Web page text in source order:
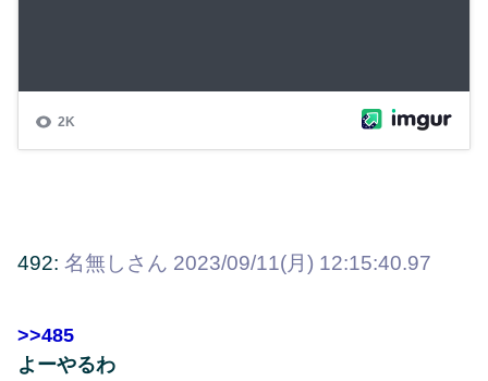
492: 名無しさん 2023/09/11(月) 12:15:40.97
>>485
よーやるわ